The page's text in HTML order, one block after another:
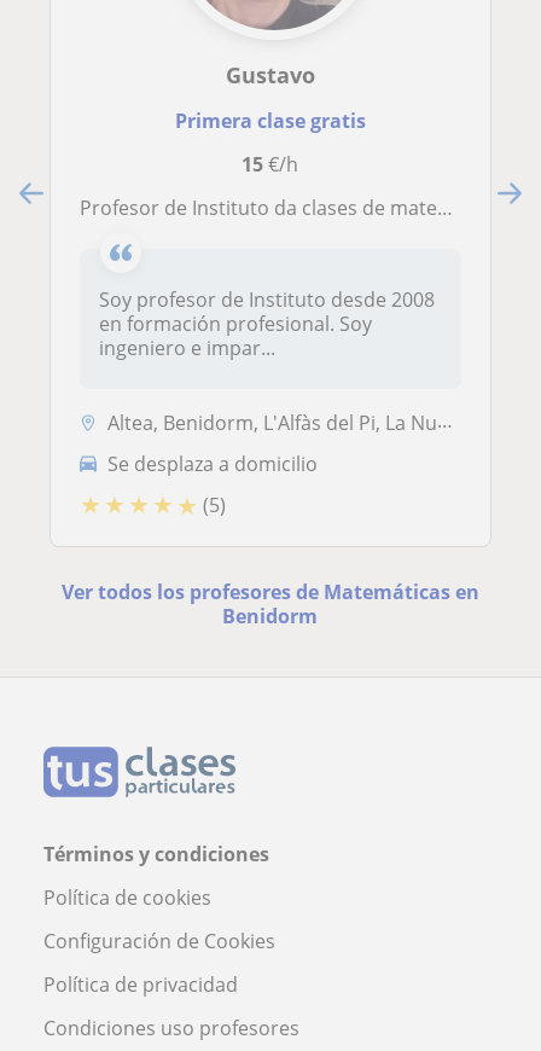
Gustavo
Primera clase gratis
15€/h
Profesor de Instituto da clases de matemáticas para ESO y Bachillerato
Soy profesor de Instituto desde 2008
en formación profesional. Soy
ingeniero e impar...
Altea, Benidorm, L'Alfàs del Pi, La Nucia
Se desplaza a domicilio
★ ★ ★ ★ ★ (5)
Ver todos los profesores de Matemáticas en
Benidorm
Términos y condiciones
Política de cookies
Configuración de Cookies
Política de privacidad
Condiciones uso profesores